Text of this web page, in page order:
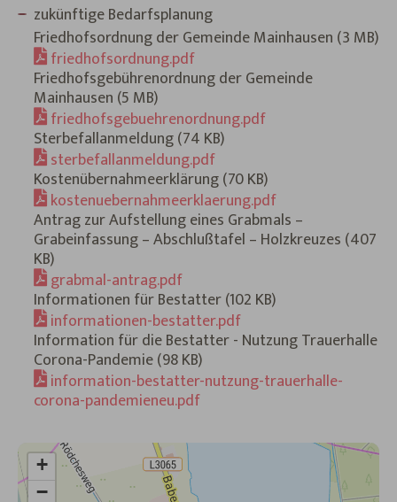
zukünftige Bedarfsplanung
Friedhofsordnung der Gemeinde Mainhausen (3 MB)
friedhofsordnung.pdf
Friedhofsgebührenordnung der Gemeinde
Mainhausen (5 MB)
friedhofsgebuehrenordnung.pdf
Sterbefallanmeldung (74 KB)
sterbefallanmeldung.pdf
Kostenübernahmeerklärung (70 KB)
kostenuebernahmeerklaerung.pdf
Antrag zur Aufstellung eines Grabmals –
Grabeinfassung – Abschlußtafel – Holzkreuzes (407
KB)
grabmal-antrag.pdf
Informationen für Bestatter (102 KB)
informationen-bestatter.pdf
Information für die Bestatter - Nutzung Trauerhalle
Corona-Pandemie (98 KB)
information-bestatter-nutzung-trauerhalle-
corona-pandemieneu.pdf